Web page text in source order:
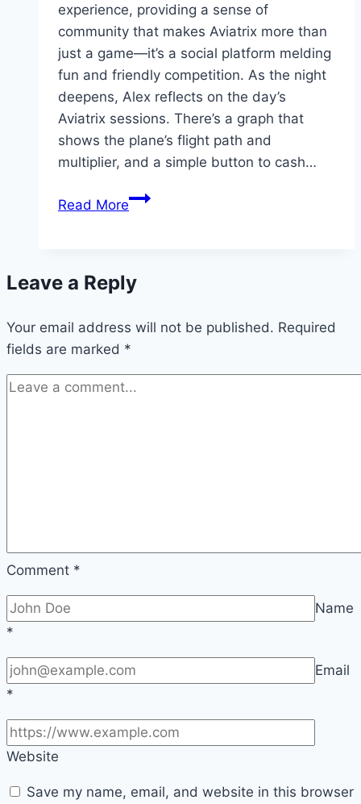
experience, providing a sense of
community that makes Aviatrix more than
just a game—it’s a social platform melding
fun and friendly competition. As the night
deepens, Alex reflects on the day’s
Aviatrix sessions. There’s a graph that
shows the plane’s flight path and
multiplier, and a simple button to cash…
Read MoreThe
gaming
providing
a
sense
of…
Leave a Reply
Your email address will not be published. Required
fields are marked *
Comment *
Name
*
Email
*
Website
Save my name, email, and website in this browser